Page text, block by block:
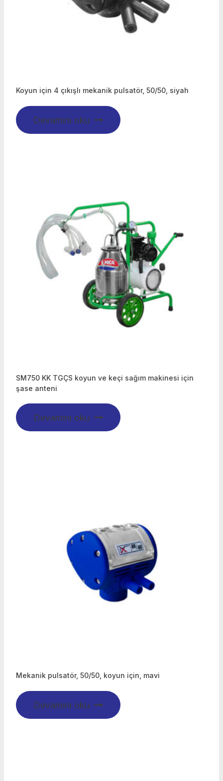
Koyun için 4 çıkışlı mekanik pulsatör, 50/50, siyah
Devamını oku
SM750 KK TGÇS koyun ve keçi sağım makinesi için
şase anteni
Devamını oku
Mekanik pulsatör, 50/50, koyun için, mavi
Devamını oku